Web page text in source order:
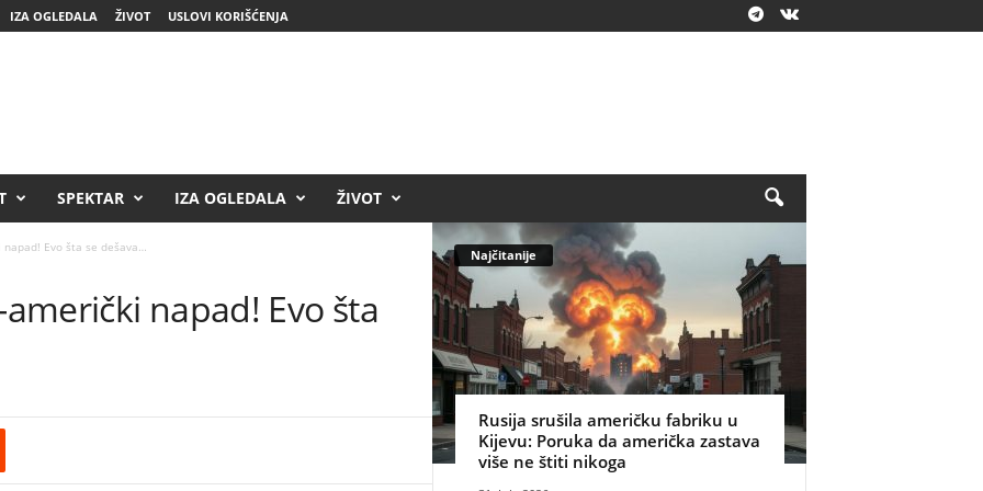
IZA OGLEDALA ŽIVOT USLOVI KORIŠĆENJA
SPEKTAR IZA OGLEDALA ŽIVOT
Evo šta se dešava…
napad! Evo šta
Najčitanije
Rusija srušila američku fabriku u
Kijevu: Poruka da američka zastava
više ne štiti nikoga